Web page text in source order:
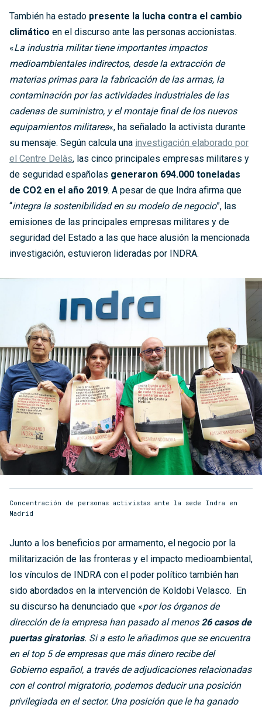
También ha estado presente la lucha contra el cambio
climático en el discurso ante las personas accionistas.
«La industria militar tiene importantes impactos
medioambientales indirectos, desde la extracción de
materias primas para la fabricación de las armas, la
contaminación por las actividades industriales de las
cadenas de suministro, y el montaje final de los nuevos
equipamientos militares«, ha señalado la activista durante
su mensaje. Según calcula una investigación elaborado por
el Centre Delàs, las cinco principales empresas militares y
de seguridad españolas generaron 694.000 toneladas
de CO2 en el año 2019. A pesar de que Indra afirma que
“integra la sostenibilidad en su modelo de negocio”, las
emisiones de las principales empresas militares y de
seguridad del Estado a las que hace alusión la mencionada
investigación, estuvieron lideradas por INDRA.
Concentración de personas activistas ante la sede Indra en
Madrid
Junto a los beneficios por armamento, el negocio por la
militarización de las fronteras y el impacto medioambiental,
los vínculos de INDRA con el poder político también han
sido abordados en la intervención de Koldobi Velasco. En
su discurso ha denunciado que «por los órganos de
dirección de la empresa han pasado al menos26 casos de
puertas giratorias. Si a esto le añadimos que se encuentra
en el top 5 de empresas que más dinero recibe del
Gobierno español, a través de adjudicaciones relacionadas
con el control migratorio, podemos deducir una posición
privilegiada en el sector. Una posición que le ha ganado